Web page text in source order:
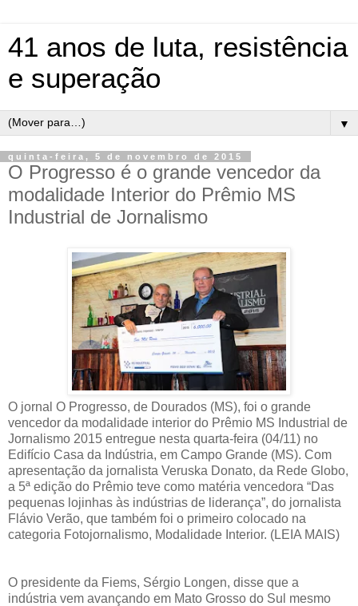
41 anos de luta, resistência
e superação
▼
quinta-feira, 5 de novembro de 2015
O Progresso é o grande vencedor da
modalidade Interior do Prêmio MS
Industrial de Jornalismo
O jornal O Progresso, de Dourados (MS), foi o grande
vencedor da modalidade interior do Prêmio MS Industrial de
Jornalismo 2015 entregue nesta quarta-feira (04/11) no
Edifício Casa da Indústria, em Campo Grande (MS). Com
apresentação da jornalista Veruska Donato, da Rede Globo,
a 5ª edição do Prêmio teve como matéria vencedora “Das
pequenas lojinhas às indústrias de liderança”, do jornalista
Flávio Verão, que também foi o primeiro colocado na
categoria Fotojornalismo, Modalidade Interior. (LEIA MAIS)
O presidente da Fiems, Sérgio Longen, disse que a
indústria vem avançando em Mato Grosso do Sul mesmo